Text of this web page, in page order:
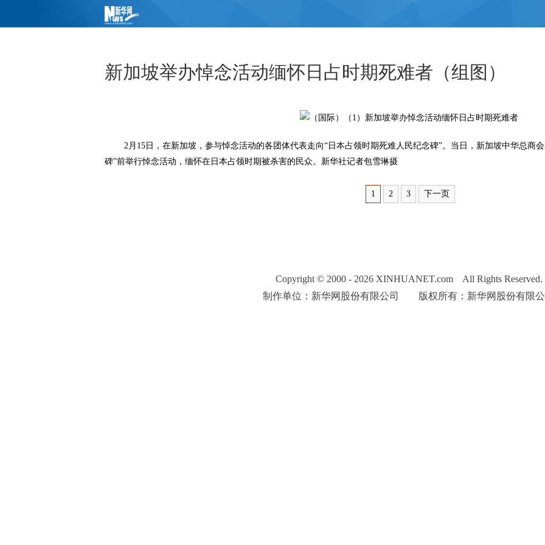
新加坡举办悼念活动缅怀日占时期死难者（组图）
2月15日，在新加坡，参与悼念活动的各团体代表走向“日本占领时期死难人民纪念碑”。当日，新加坡中华总商
碑”前举行悼念活动，缅怀在日本占领时期被杀害的民众。新华社记者包雪琳摄
1 2 3 下一页
Copyright © 2000 - 2026 XINHUANET.com All Rights Reserved.
制作单位：新华网股份有限公司 版权所有：新华网股份有限